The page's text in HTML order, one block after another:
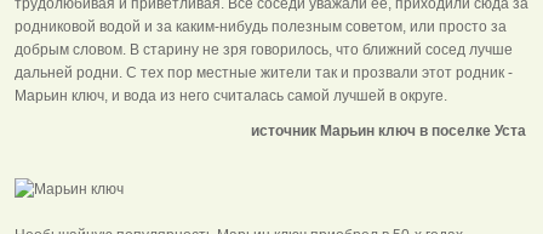
трудолюбивая и приветливая. Все соседи уважали её, приходили сюда за
родниковой водой и за каким-нибудь полезным советом, или просто за
добрым словом. В старину не зря говорилось, что ближний сосед лучше
дальней родни. С тех пор местные жители так и прозвали этот родник -
Марьин ключ, и вода из него считалась самой лучшей в округе.
источник Марьин ключ в поселке Уста​